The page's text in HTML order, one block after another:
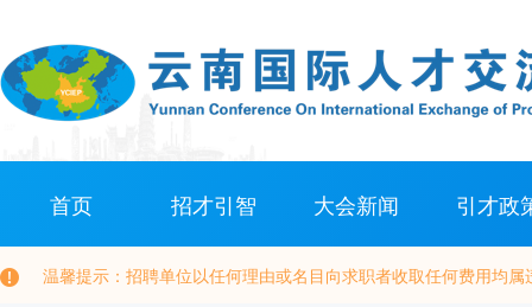
首页 招才引智 大会新闻 引才政
温馨提示：招聘单位以任何理由或名目向求职者收取任何费用均